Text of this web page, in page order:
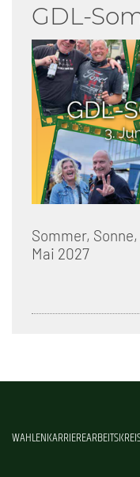
GDL-
Sommer,
Mai 2027
WAHLENKARRIERE